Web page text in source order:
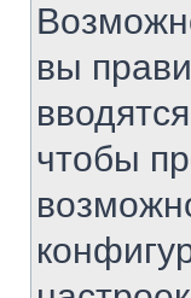
вы
чтобы